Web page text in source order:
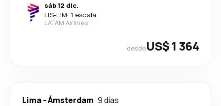
sáb 12 dic.
LIS-LIM· 1 escala
LATAM Airlines
desdeUS$ 1 364
Lima-Ámsterdam 9 días